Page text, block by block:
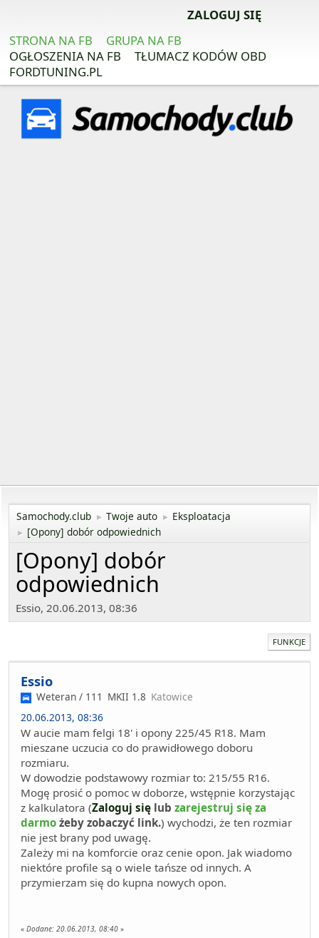
ZALOGUJ SIĘ
STRONA NA FB
GRUPA NA FB
OGŁOSZENIA NA FB
TŁUMACZ KODÓW OBD
FORDTUNING.PL
Samochody.club ► Twoje auto ► Eksploatacja
► [Opony] dobór odpowiednich
[Opony] dobór
odpowiednich
Essio, 20.06.2013, 08:36
FUNKCJE
Essio
Weteran / 111 MKII 1.8 Katowice
20.06.2013, 08:36
W aucie mam felgi 18' i opony 225/45 R18. Mam
mieszane uczucia co do prawidłowego doboru
rozmiaru.
W dowodzie podstawowy rozmiar to: 215/55 R16.
Mogę prosić o pomoc w doborze, wstępnie korzystając
z kalkulatora (Zaloguj się lub zarejestruj się za
darmo żeby zobaczyć link.) wychodzi, że ten rozmiar
nie jest brany pod uwagę.
Zależy mi na komforcie oraz cenie opon. Jak wiadomo
niektóre profile są o wiele tańsze od innych. A
przymierzam się do kupna nowych opon.
« Dodane: 20.06.2013, 08:40 »